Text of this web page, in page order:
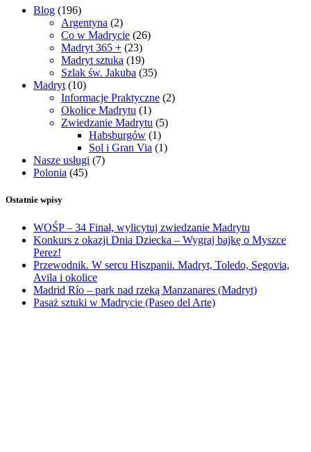
Blog (196)
Argentyna (2)
Co w Madrycie (26)
Madryt 365 + (23)
Madryt sztuka (19)
Szlak św. Jakuba (35)
Madryt (10)
Informacje Praktyczne (2)
Okolice Madrytu (1)
Zwiedzanie Madrytu (5)
Habsburgów (1)
Sol i Gran Via (1)
Nasze usługi (7)
Polonia (45)
Ostatnie wpisy
WOŚP – 34 Finał, wylicytuj zwiedzanie Madrytu
Konkurs z okazji Dnia Dziecka – Wygraj bajkę o Myszce
Perez!
Przewodnik. W sercu Hiszpanii. Madryt, Toledo, Segovia,
Avila i okolice
Madrid Río – park nad rzeką Manzanares (Madryt)
Pasaż sztuki w Madrycie (Paseo del Arte)